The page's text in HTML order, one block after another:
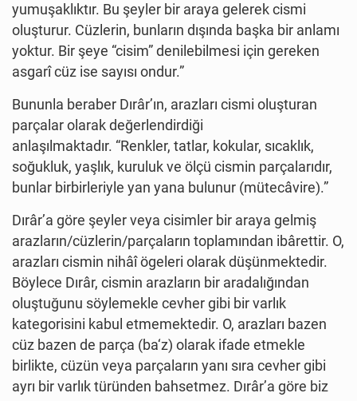
yumuşaklıktır. Bu şeyler bir araya gelerek cismi
oluşturur. Cüzlerin, bunların dışında başka bir anlamı
yoktur. Bir şeye “cisim” denilebilmesi için gereken
asgarî cüz ise sayısı ondur.”
Bununla beraber Dırâr’ın, arazları cismi oluşturan
parçalar olarak değerlendirdiği
anlaşılmaktadır. “Renkler, tatlar, kokular, sıcaklık,
soğukluk, yaşlık, kuruluk ve ölçü cismin parçalarıdır,
bunlar birbirleriyle yan yana bulunur (mütecâvire).”
Dırâr’a göre şeyler veya cisimler bir araya gelmiş
arazların/cüzlerin/parçaların toplamından ibârettir. O,
arazları cismin nihâî ögeleri olarak düşünmektedir.
Böylece Dırâr, cismin arazların bir aradalığından
oluştuğunu söylemekle cevher gibi bir varlık
kategorisini kabul etmemektedir. O, arazları bazen
cüz bazen de parça (ba‘z) olarak ifade etmekle
birlikte, cüzün veya parçaların yanı sıra cevher gibi
ayrı bir varlık türünden bahsetmez. Dırâr’a göre biz